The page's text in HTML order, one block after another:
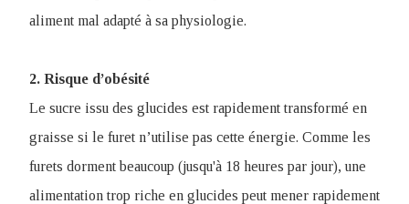
aliment mal adapté à sa physiologie.
2. Risque d’obésité
Le sucre issu des glucides est rapidement transformé en
graisse si le furet n’utilise pas cette énergie. Comme les
furets dorment beaucoup (jusqu'à 18 heures par jour), une
alimentation trop riche en glucides peut mener rapidement